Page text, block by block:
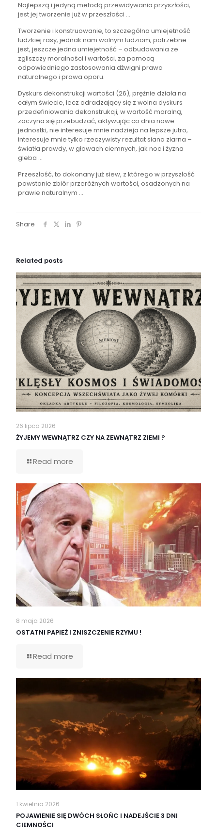
Najlepszą i jedyną metodą przewidywania przyszłości,
jest jej tworzenie już w przeszłości …
Tworzenie i konstruowanie, to szczególna umiejetność
ludzkiej rasy, jednak nam wolnym ludziom, potrzebne
jest, jeszcze jedna umiejetność – odbudowania ze
zgliszczy moralności i wartości, za pomocą
odpowiedniego zastosowania dźwigni prawa
naturalnego i prawa oporu.
Dyskurs dekonstrukcji wartości (26), prężnie działa na
całym świecie, lecz odradzający się z wolna dyskurs
przedefiniowania dekonstrukcji, w wartość moralną,
zaczyna się przebudzać, aktywując co dnia nowe
jednostki, nie interesuje mnie nadzieja na lepsze jutro,
interesuje mnie tylko rzeczywisty rezultat siana ziarna –
światła prawdy, w głowach ciemnych, jak noc i żyzna
gleba …
Przeszłość, to dokonany już siew, z którego w przyszłość
powstanie zbiór przeróżnych wartości, osadzonych na
prawie naturalnym …
Share
Related posts
26 lipca 2026
ŻYJEMY WEWNĄTRZ CZY NA ZEWNĄTRZ ZIEMI ?
Read more
8 maja 2026
OSTATNI PAPIEŻ I ZNISZCZENIE RZYMU !
Read more
1 kwietnia 2026
POJAWIENIE SIĘ DWÓCH SŁOŃC I NADEJŚCIE 3 DNI
CIEMNOŚCI